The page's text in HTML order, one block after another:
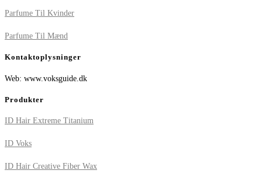
Parfume Til Kvinder
Parfume Til Mænd
Kontaktoplysninger
Web: www.voksguide.dk
Produkter
ID Hair Extreme Titanium
ID Voks
ID Hair Creative Fiber Wax